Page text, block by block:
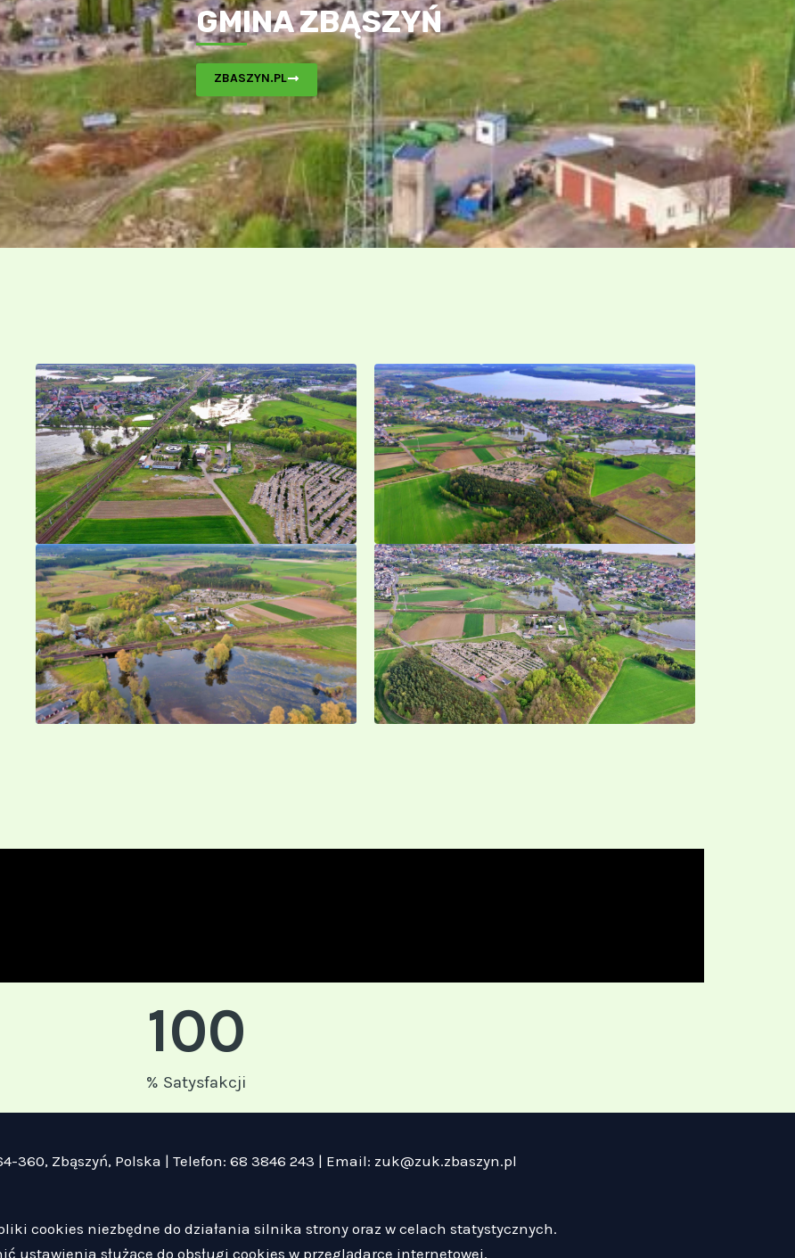
GMINA ZBĄSZYŃ
ZBASZYN.PL
% Satysfakcji
100
360, Zbąszyń, Polska | Telefon: 68 3846 243 | Email: zuk@zuk.zbaszyn.pl
cookies niezbędne do działania silnika strony oraz w celach statystycznych.
ustawienia służące do obsługi cookies w przeglądarce internetowej.